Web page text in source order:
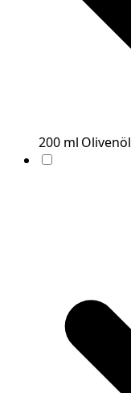
200 ml Olivenöl